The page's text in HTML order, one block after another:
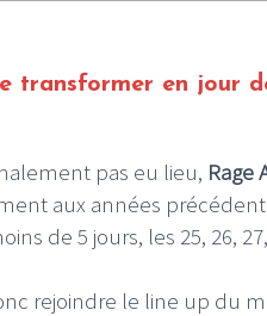
transformer en jour
pas eu lieu, Rage
aux années
de 5 jours, les 25, 26,
rejoindre le line up du